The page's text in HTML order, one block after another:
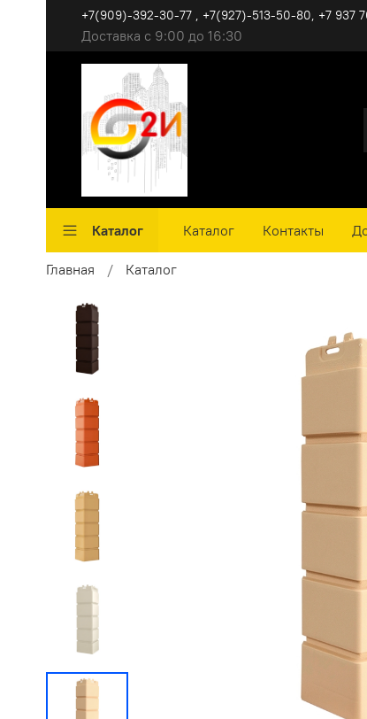
Доставка с 9:00 до 16:30
+7(909)-392-30-77 , +7(927)-513-50-80, ‪+7 937
Каталог Каталог Контакты
Главная Каталог